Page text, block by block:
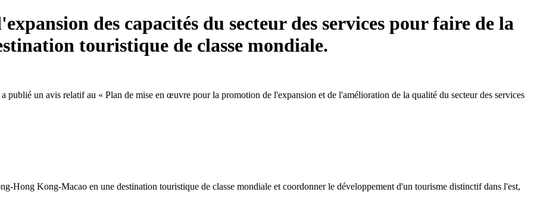
des capacités du secteur des services pour faire de la
touristique de classe mondiale.
un avis relatif au « Plan de mise en œuvre pour la promotion de l'expansion et de l'amélioration de la qualité du secteur des services
Hong Kong-Macao en une destination touristique de classe mondiale et coordonner le développement d'un tourisme distinctif dans l'est,